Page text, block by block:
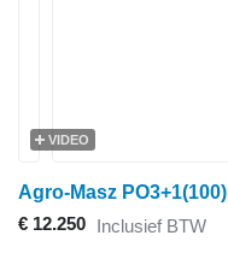
VIDEO
Agro-Masz PO3+1(100)
€ 12.250 Inclusief BTW